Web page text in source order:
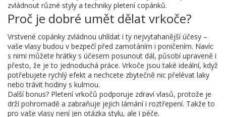
zvládnout různé styly a techniky pletení copánků.
Proč je dobré umět dělat vrkoče?
Vrstvené copánky zvládnou uhlídat i ty nejvytahanější účesy –
vaše vlasy budou v bezpečí před zamotáním i poničením. Navíc
s nimi můžete hrátky s účesem posunout dál, působí upraveně i
přesto, že je to jednoduchá práce. Vrkoče jsou také ideální, když
potřebujete rychlý efekt a nechcete zbytečně nic přelévat laky
nebo trávit hodiny s kulmou.
Další bonus? Pletení vrkočů podporuje zdraví vlasů, protože je
drží pohromadě a zabraňuje jejich lámání i roztřepení. Takže to
pro vaše vlasy není jen otázka stylu, ale i péče.